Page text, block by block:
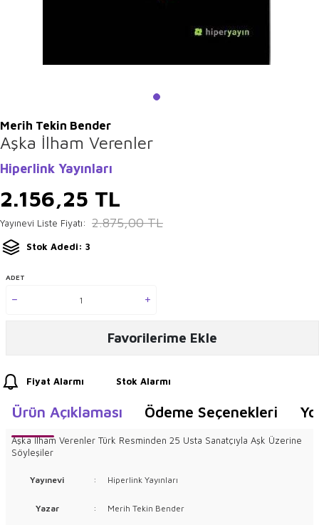
Merih Tekin Bender
Aşka İlham Verenler
Hiperlink Yayınları
2.156,25 TL
Yayınevi Liste Fiyatı: 2.875,00TL
Stok Adedi: 3
ADET
Favorilerime Ekle
Fiyat Alarmı Stok Alarmı
Ürün Açıklaması Ödeme Seçenekleri
Aşka İlham Verenler Türk Resminden 25 Usta Sanatçıyla Aşk Üzerine
Söyleşiler
Yayınevi : Hiperlink Yayınları
Yazar : Merih Tekin Bender